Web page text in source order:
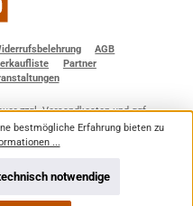
AGB
Partner
zzgl.Versandkostenund ggf.
anders angegeben.
Theme by
bestmögliche Erfahrung bieten zu
...
notwendige